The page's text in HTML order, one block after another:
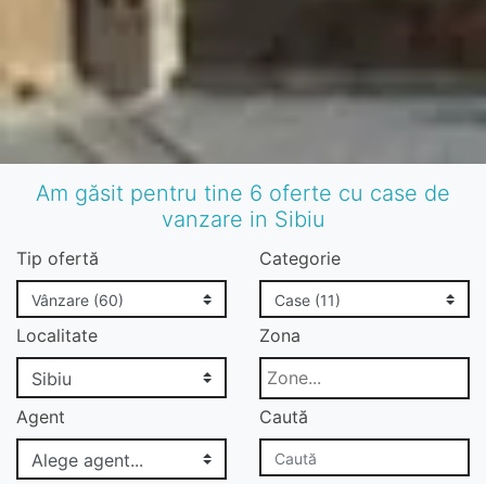
Am găsit pentru tine 6 oferte cu case de
vanzare in Sibiu
Tip ofertă Categorie
Localitate Zona
Agent Caută